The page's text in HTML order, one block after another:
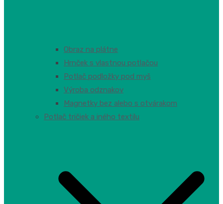
Obraz na plátne
Hrnček s vlastnou potlačou
Potlač podložky pod myš
Výroba odznakov
Magnetky bez alebo s otvárakom
Potlač tričiek a iného textilu